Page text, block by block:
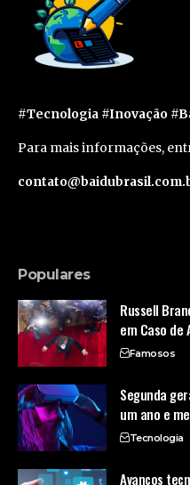
#Tecnologia #Inovação
Para mais informações,
Populares
Russell
em Caso de
Famosos
Segunda
um ano e
Tecnologia
Avanços